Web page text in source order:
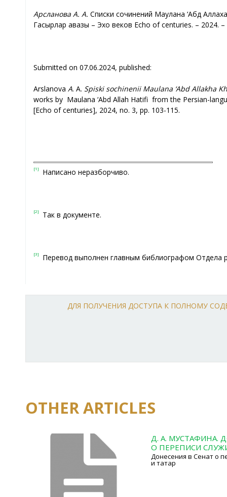
Арсланова А. А. Списки сочинений Маулана ‘Абд
Гасырлар авазы – Эхо веков Echo of centuries. – 2024.
Submitted on 07.06.2024, published:
Arslanova А. A. Spiski sochinenii Maulana ‘Abd Allakha
works by Maulana ‘Abd Allah Hatifi from the Persian-
[Echo of centuries], 2024, no. 3, pp. 103-115.
[1] Написано неразборчиво.
[2] Так в документе.
[3] Перевод выполнен главным библиографом Отдела
ДЛЯ ПОЛУЧЕНИЯ ДОСТУПА К ПОЛНОМУ
OTHER ARTICLES
Д. А. МУСТАФИНА.
О ПЕРЕПИСИ
Донесения в Сенат о
и татар